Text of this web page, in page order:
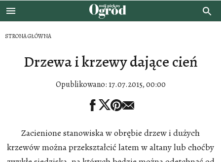
STRONA GŁÓWNA
Drzewa i krzewy dające cień
Opublikowano: 17.07.2015, 00:00
Zacienione stanowiska w obrębie drzew i dużych
krzewów można przekształcić latem w altany lub choćby